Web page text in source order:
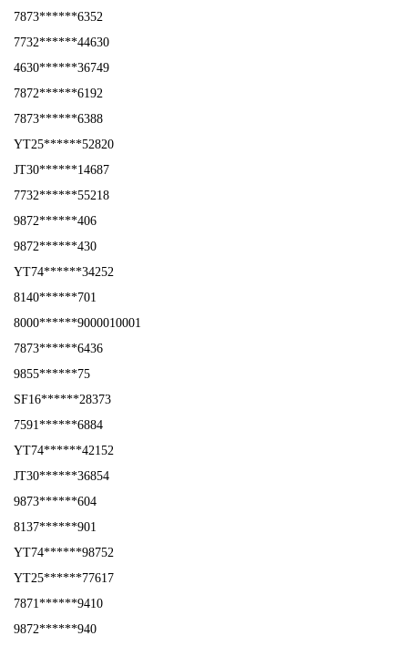
7873******6352
7732******44630
4630******36749
7872******6192
7873******6388
YT25******52820
JT30******14687
7732******55218
9872******406
9872******430
YT74******34252
8140******701
8000******9000010001
7873******6436
9855******75
SF16******28373
7591******6884
YT74******42152
JT30******36854
9873******604
8137******901
YT74******98752
YT25******77617
7871******9410
9872******940